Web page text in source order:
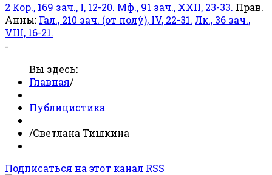
2 Кор., 169 зач., I, 12-20. Мф., 91 зач., XXII, 23-33. Прав.
Анны: Гал., 210 зач. (от полу́), IV, 22-31. Лк., 36 зач.,
VIII, 16-21.
-
Вы здесь:
Главная/
Публицистика
/Светлана Тишкина
Подписаться на этот канал RSS